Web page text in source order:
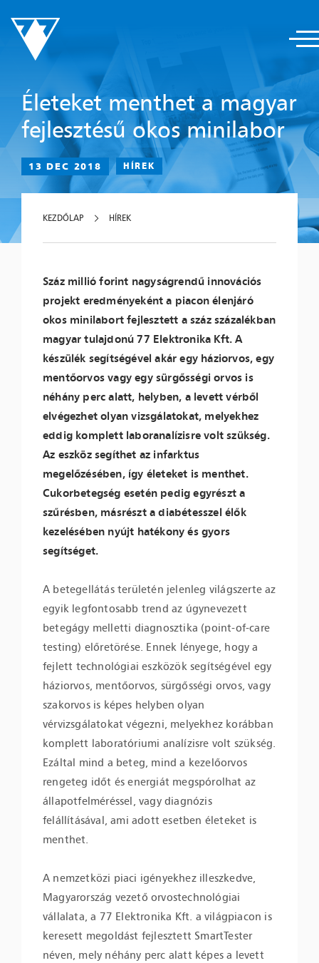
Életeket menthet a magyar
fejlesztésű okos minilabor
13 DEC 2018 HÍREK
KEZDŐLAP HÍREK
Száz millió forint nagyságrendű innovációs
projekt eredményeként a piacon élenjáró
okos minilabort fejlesztett a száz százalékban
magyar tulajdonú 77 Elektronika Kft. A
készülék segítségével akár egy háziorvos, egy
mentőorvos vagy egy sürgősségi orvos is
néhány perc alatt, helyben, a levett vérből
elvégezhet olyan vizsgálatokat, melyekhez
eddig komplett laboranalízisre volt szükség.
Az eszköz segíthet az infarktus
megelőzésében, így életeket is menthet.
Cukorbetegség esetén pedig egyrészt a
szűrésben, másrészt a diabétesszel élők
kezelésében nyújt hatékony és gyors
segítséget.
A betegellátás területén jelenleg világszerte az
egyik legfontosabb trend az úgynevezett
betegágy melletti diagnosztika (point-of-care
testing) előretörése. Ennek lényege, hogy a
fejlett technológiai eszközök segítségével egy
háziorvos, mentőorvos, sürgősségi orvos, vagy
szakorvos is képes helyben olyan
vérvizsgálatokat végezni, melyekhez korábban
komplett laboratóriumi analízisre volt szükség.
Ezáltal mind a beteg, mind a kezelőorvos
rengeteg időt és energiát megspórolhat az
állapotfelméréssel, vagy diagnózis
felállításával, ami adott esetben életeket is
menthet.
A nemzetközi piaci igényekhez illeszkedve,
Magyarország vezető orvostechnológiai
vállalata, a 77 Elektronika Kft. a világpiacon is
keresett megoldást fejlesztett SmartTester
néven, mely néhány perc alatt képes a levett